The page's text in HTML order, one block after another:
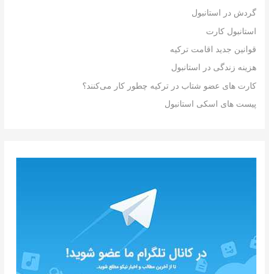
گردش در استانبول
استانبول کارت
قوانین جدید اقامت ترکیه
هزینه زندگی در استانبول
کارت های عضو شتاب در ترکیه چطور کار می‌کنند؟
پیست های اسکی استانبول